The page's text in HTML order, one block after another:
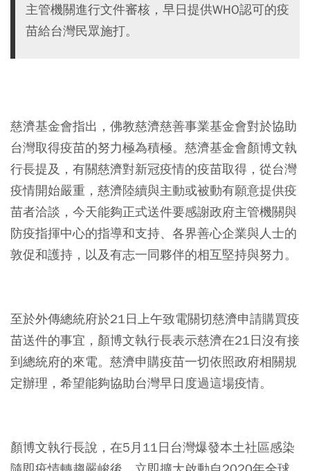
主管機關進行文件審核，早日提供WHO認可的疫
苗給台灣民眾施打。
慈濟基金會指出，佛教慈濟慈善事業基金會對於協助
台灣取得疫苗的努力極為積極。慈濟基金會顏博文執
行長提及，有關慈濟對新冠疫情的疫苗取得，從台灣
疫情開始嚴重，慈濟陸續與主動或被動有願意提供疫
苗者洽談，今天能夠正式送件要感謝政府主管機關與
防疫指揮中心的指導和支持、各界善心企業與人士的
敦促和護持，以及有志一同夥伴的相互堅持與努力。
至於外傳總統府於21日上午致電關切慈濟申請購買疫
苗送件的事宜，顏博文執行長表示慈濟在21日沒有接
到總統府的來電。慈濟申購疫苗一切依照政府相關規
定辦理，希望能夠協助台灣早日度過這場疫情。
顏博文執行長說，在5月11日台灣爆發本土社區感染